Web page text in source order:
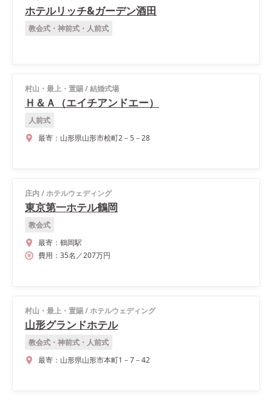
ホテルリッチ&ガーデン酒田
教会式・神前式・人前式
村山・最上・置賜/結婚式場
Ｈ＆Ａ（エイチアンドエー）
人前式
最寄： 山形県山形市桧町2－5－28
庄内/ホテルウェディング
東京第一ホテル鶴岡
教会式
最寄： 鶴岡駅
費用： 35名 ／207万円
村山・最上・置賜/ホテルウェディング
山形グランドホテル
教会式・神前式・人前式
最寄： 山形県山形市本町1－7－42